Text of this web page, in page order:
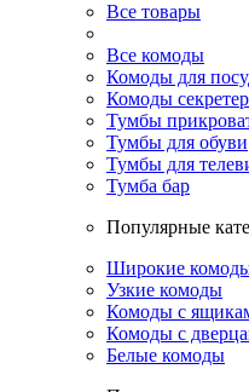
Все товары
Все комоды
Комоды для
Комоды
Тумбы
Тумбы для обуви
Тумбы для
Тумба бар
Популярные
Широкие
Узкие комоды
Комоды с
Комоды с
Белые комоды